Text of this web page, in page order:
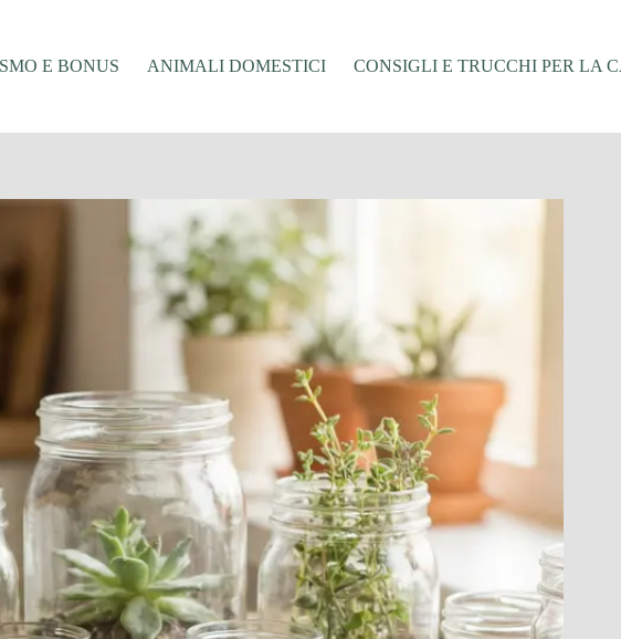
E BONUS ANIMALI DOMESTICI CONSIGLI E TRUCCHI PER LA